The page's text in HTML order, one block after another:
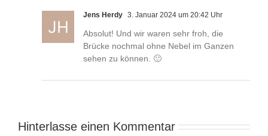
Jens Herdy 3. Januar 2024 um 20:42 Uhr
Absolut! Und wir waren sehr froh, die
Brücke nochmal ohne Nebel im Ganzen
sehen zu können. 🙂
Hinterlasse einen Kommentar